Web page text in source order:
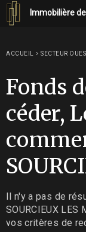
Immobilière
ACCUEIL > SECTEUR
Fonds
céder,
Il n'y a pas de
SOURCIEUX
vos critères de